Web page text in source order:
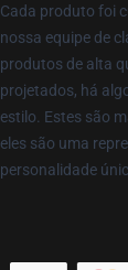
Cada produto foi
nossa equipe de
produtos de alta
projetados, há
estilo. Estes são
eles são uma
personalidade